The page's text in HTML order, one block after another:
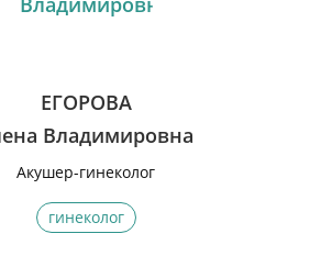
ЕГОРОВА
Владимировна
Акушер-гинеколог
гинеколог